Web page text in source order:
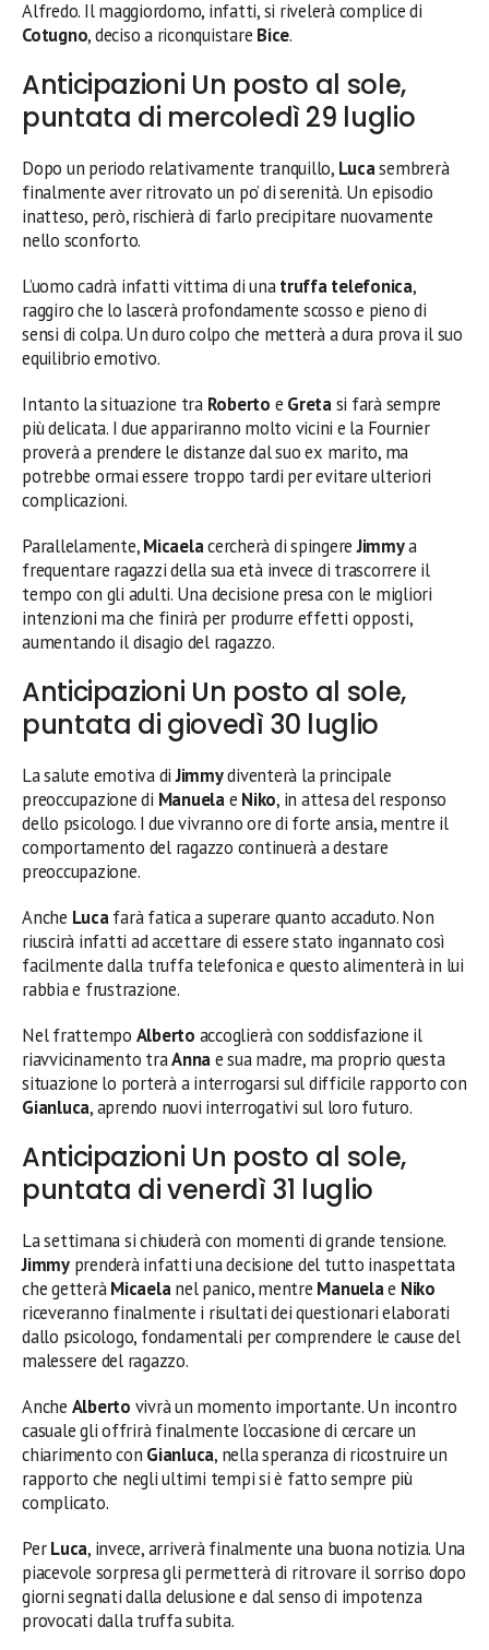
Alfredo. Il maggiordomo, infatti, si rivelerà complice di
Cotugno, deciso a riconquistare Bice.
Anticipazioni Un posto al sole,
puntata di mercoledì 29 luglio
Dopo un periodo relativamente tranquillo, Lucasembrerà
finalmente aver ritrovato un po’ di serenità. Un episodio
inatteso, però, rischierà di farlo precipitare nuovamente
nello sconforto.
L’uomo cadrà infatti vittima di unatruffa telefonica,
raggiro che lo lascerà profondamente scosso e pieno di
sensi di colpa. Un duro colpo che metterà a dura prova il suo
equilibrio emotivo.
Intanto la situazione tra Roberto e Gretasi farà sempre
più delicata. I due appariranno molto vicini e la Fournier
proverà a prendere le distanze dal suo ex marito, ma
potrebbe ormai essere troppo tardi per evitare ulteriori
complicazioni.
Parallelamente,Micaelacercherà di spingereJimmya
frequentare ragazzi della sua età invece di trascorrere il
tempo con gli adulti. Una decisione presa con le migliori
intenzioni ma che finirà per produrre effetti opposti,
aumentando il disagio del ragazzo.
Anticipazioni Un posto al sole,
puntata di giovedì 30 luglio
La salute emotiva diJimmydiventerà la principale
preoccupazione di Manuelae Niko, in attesa del responso
dello psicologo. I due vivranno ore di forte ansia, mentre il
comportamento del ragazzo continuerà a destare
preoccupazione.
Anche Lucafarà fatica a superare quanto accaduto. Non
riuscirà infatti ad accettare di essere stato ingannato così
facilmente dalla truffa telefonica e questo alimenterà in lui
rabbia e frustrazione.
Nel frattempo Alberto accoglierà con soddisfazione il
riavvicinamento traAnnae sua madre, ma proprio questa
situazione lo porterà a interrogarsi sul difficile rapporto con
Gianluca, aprendo nuovi interrogativi sul loro futuro.
Anticipazioni Un posto al sole,
puntata di venerdì 31 luglio
La settimana si chiuderà con momenti di grande tensione.
Jimmyprenderà infatti una decisione del tutto inaspettata
che getteràMicaelanel panico, mentre Manuelae Niko
riceveranno finalmente i risultati dei questionari elaborati
dallo psicologo, fondamentali per comprendere le cause del
malessere del ragazzo.
Anche Alberto vivrà un momento importante. Un incontro
casuale gli offrirà finalmente l’occasione di cercare un
chiarimento con Gianluca, nella speranza di ricostruire un
rapporto che negli ultimi tempi si è fatto sempre più
complicato.
PerLuca, invece, arriverà finalmente una buona notizia. Una
piacevole sorpresa gli permetterà di ritrovare il sorriso dopo
giorni segnati dalla delusione e dal senso di impotenza
provocati dalla truffa subita.